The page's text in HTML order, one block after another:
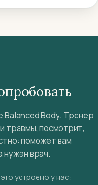
Balanced Body. Тренер
травмы, посмотрит,
поможет вам
нужен врач.
устроено у нас: